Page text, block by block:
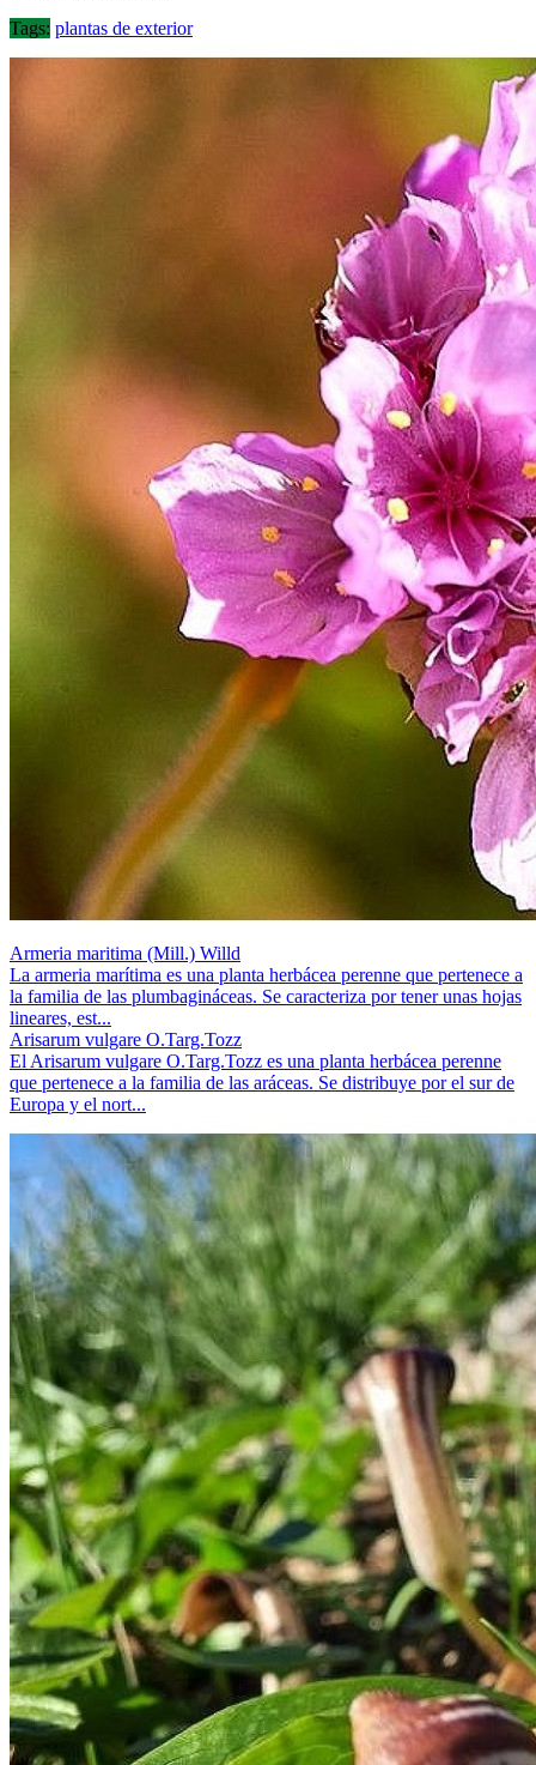
Tags: plantas de exterior
Armeria maritima (Mill.) Willd
La armeria marítima es una planta herbácea perenne que pertenece a
la familia de las plumbagináceas. Se caracteriza por tener unas hojas
lineares, est...
Arisarum vulgare O.Targ.Tozz
El Arisarum vulgare O.Targ.Tozz es una planta herbácea perenne
que pertenece a la familia de las aráceas. Se distribuye por el sur de
Europa y el nort...